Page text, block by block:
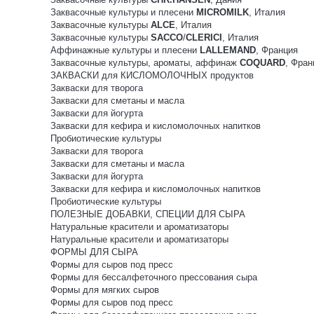
Заквасочные культуры и плесени MICROMILK, Италия
Заквасочные культуры ALCE, Италия
Заквасочные культуры SACCO/CLERICI , Италия
Аффинажные культуры и плесени LALLEMAND, Франция
Заквасочные культуры, ароматы, аффинаж COQUARD,
ЗАКВАСКИ для КИСЛОМОЛОЧНЫХ продуктов
Закваски для творога
Закваски для сметаны и масла
Закваски для йогурта
Закваски для кефира и кисломолочных напитков
Пробиотические культуры
Закваски для творога
Закваски для сметаны и масла
Закваски для йогурта
Закваски для кефира и кисломолочных напитков
Пробиотические культуры
ПОЛЕЗНЫЕ ДОБАВКИ, СПЕЦИИ ДЛЯ СЫРА
Натуральные красители и ароматизаторы
Натуральные красители и ароматизаторы
ФОРМЫ ДЛЯ СЫРА
Формы для сыров под пресс
Формы для бессалфеточного прессования сыра
Формы для мягких сыров
Формы для сыров под пресс